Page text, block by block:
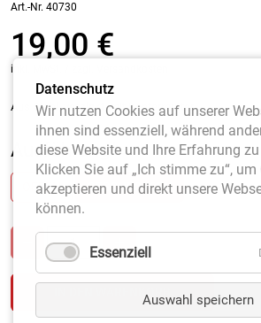
Art.-Nr. 40730
19,00 €
inkl. MwSt. / zzgl. Versandkosten
Aus Stahl,verzinkt , mit Kontermutter.
Ausführung*
OFFEN GESCHLOSSEN
Datenschutz
Wir nutzen Cookies auf unserer
ihnen sind essenziell, während
diese Website und Ihre Erfahrung
Klicken Sie auf „Ich stimme zu“, um
akzeptieren und direkt unsere
können.
Essenziell
Auswahl speichern